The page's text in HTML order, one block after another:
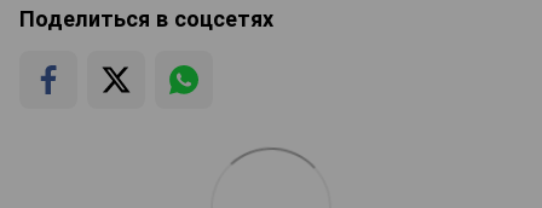
Поделиться в соцсетях